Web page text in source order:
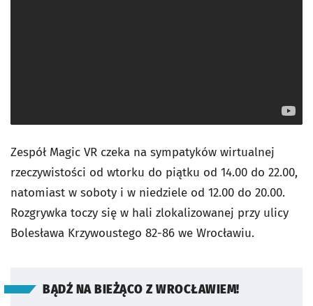
Zespół Magic VR czeka na sympatyków wirtualnej
rzeczywistości od wtorku do piątku od 14.00 do 22.00,
natomiast w soboty i w niedziele od 12.00 do 20.00.
Rozgrywka toczy się w hali zlokalizowanej przy ulicy
Bolesława Krzywoustego 82-86 we Wrocławiu.
BĄDŹ NA BIEŻĄCO Z WROCŁAWIEM!